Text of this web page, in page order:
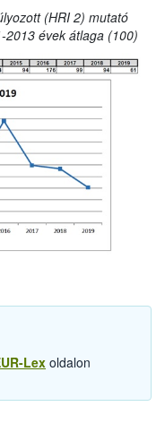
(HRI 2) mutató
2013 évek átlaga (100)
Lexoldalon